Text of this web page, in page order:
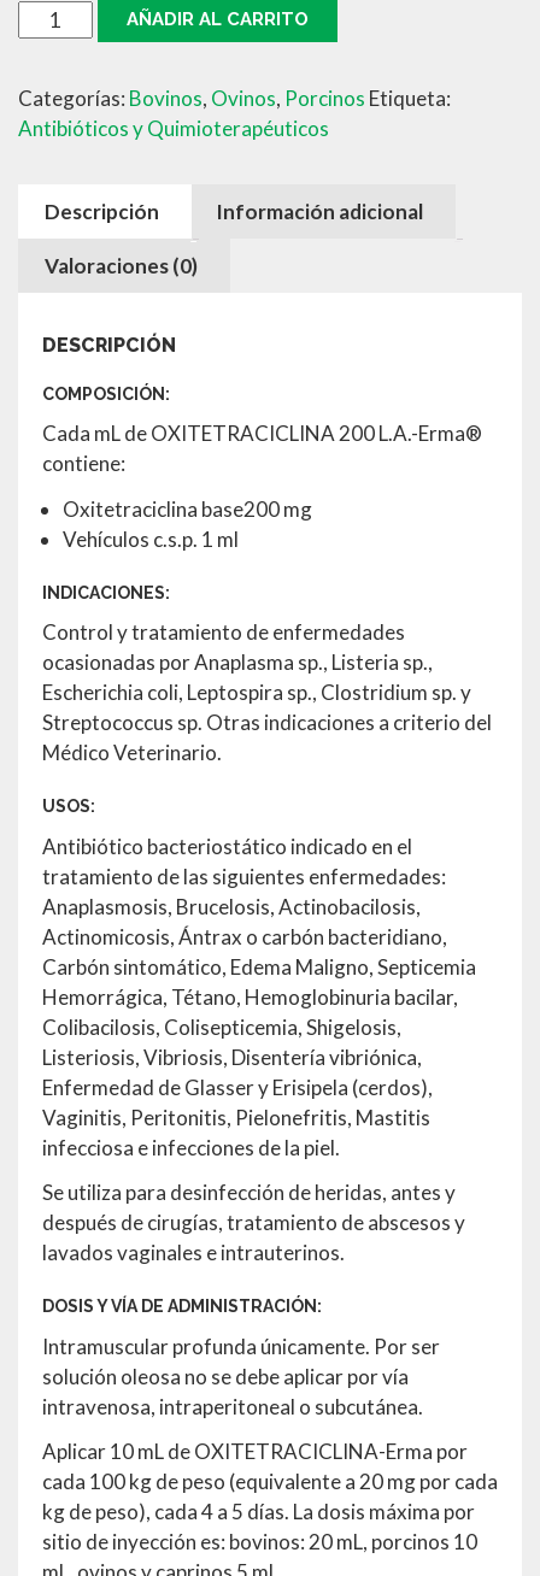
OXITETRACICLINA
LA
cantidad
AÑADIR AL CARRITO
Categorías: Bovinos, Ovinos, Porcinos Etiqueta:
Antibióticos y Quimioterapéuticos
Descripción Información adicional
Valoraciones (0)
DESCRIPCIÓN
COMPOSICIÓN:
Cada mL de OXITETRACICLINA 200 L.A.-Erma®
contiene:
Oxitetraciclina base200 mg
Vehículos c.s.p. 1 ml
INDICACIONES:
Control y tratamiento de enfermedades
ocasionadas por Anaplasma sp., Listeria sp.,
Escherichia coli, Leptospira sp., Clostridium sp. y
Streptococcus sp. Otras indicaciones a criterio del
Médico Veterinario.
USOS:
Antibiótico bacteriostático indicado en el
tratamiento de las siguientes enfermedades:
Anaplasmosis, Brucelosis, Actinobacilosis,
Actinomicosis, Ántrax o carbón bacteridiano,
Carbón sintomático, Edema Maligno, Septicemia
Hemorrágica, Tétano, Hemoglobinuria bacilar,
Colibacilosis, Colisepticemia, Shigelosis,
Listeriosis, Vibriosis, Disentería vibriónica,
Enfermedad de Glasser y Erisipela (cerdos),
Vaginitis, Peritonitis, Pielonefritis, Mastitis
infecciosa e infecciones de la piel.
Se utiliza para desinfección de heridas, antes y
después de cirugías, tratamiento de abscesos y
lavados vaginales e intrauterinos.
DOSIS Y VÍA DE ADMINISTRACIÓN:
Intramuscular profunda únicamente. Por ser
solución oleosa no se debe aplicar por vía
intravenosa, intraperitoneal o subcutánea.
Aplicar 10 mL de OXITETRACICLINA-Erma por
cada 100 kg de peso (equivalente a 20 mg por cada
kg de peso), cada 4 a 5 días. La dosis máxima por
sitio de inyección es: bovinos: 20 mL, porcinos 10